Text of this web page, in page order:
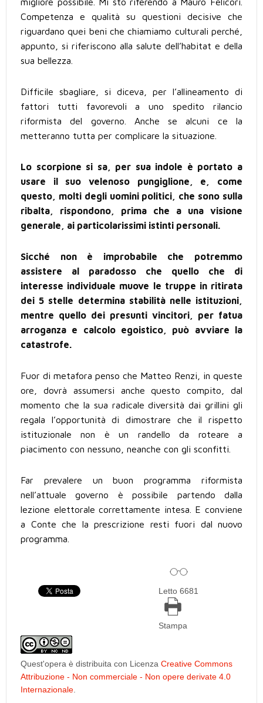
Competenza e qualità su questioni decisive che
riguardano quei beni che chiamiamo culturali perché,
appunto, si riferiscono alla salute dell’habitat e della
sua bellezza.
Difficile sbagliare, si diceva, per l’allineamento di
fattori tutti favorevoli a uno spedito rilancio
riformista del governo. Anche se alcuni ce la
metteranno tutta per complicare la situazione.
Lo scorpione si sa, per sua indole è portato a
usare il suo velenoso pungiglione, e, come
questo, molti degli uomini politici, che sono sulla
ribalta, rispondono, prima che a una visione
generale, ai particolarissimi istinti personali.
Sicché non è improbabile che potremmo
assistere al paradosso che quello che di
interesse individuale muove le truppe in ritirata
dei 5 stelle determina stabilità nelle istituzioni,
mentre quello dei presunti vincitori, per fatua
arroganza e calcolo egoistico, può avviare la
catastrofe.
Fuor di metafora penso che Matteo Renzi, in queste
ore, dovrà assumersi anche questo compito, dal
momento che la sua radicale diversità dai grillini gli
regala l’opportunità di dimostrare che il rispetto
istituzionale non è un randello da roteare a
piacimento con nessuno, neanche con gli sconfitti.
Far prevalere un buon programma riformista
nell’attuale governo è possibile partendo dalla
lezione elettorale correttamente intesa. E conviene
a Conte che la prescrizione resti fuori dal nuovo
programma.
Letto 6681
Stampa
Quest'opera è distribuita con Licenza Creative Commons
Attribuzione - Non commerciale - Non opere derivate 4.0
Internazionale.